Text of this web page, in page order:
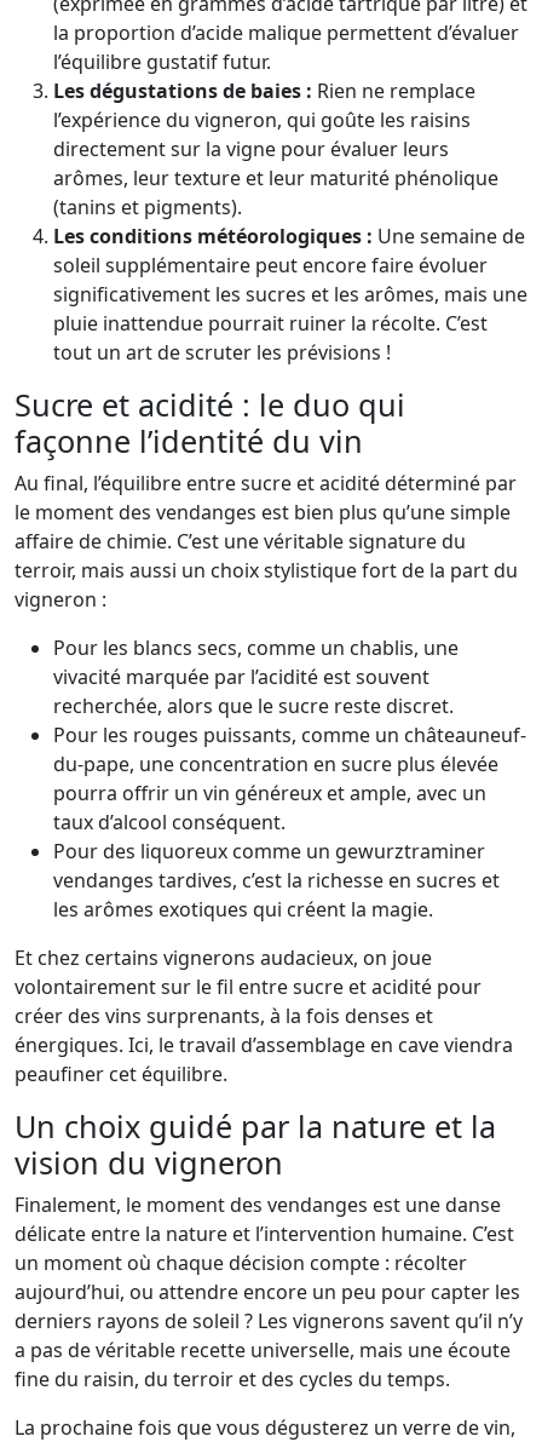
la proportion d’acide malique permettent d’évaluer
l’équilibre gustatif futur.
Les dégustations de baies : Rien ne remplace
l’expérience du vigneron, qui goûte les raisins
directement sur la vigne pour évaluer leurs
arômes, leur texture et leur maturité phénolique
(tanins et pigments).
Les conditions météorologiques : Une semaine de
soleil supplémentaire peut encore faire évoluer
significativement les sucres et les arômes, mais une
pluie inattendue pourrait ruiner la récolte. C’est
tout un art de scruter les prévisions !
Sucre et acidité : le duo qui
façonne l’identité du vin
Au final, l’équilibre entre sucre et acidité déterminé par
le moment des vendanges est bien plus qu’une simple
affaire de chimie. C’est une véritable signature du
terroir, mais aussi un choix stylistique fort de la part du
vigneron :
Pour les blancs secs, comme un chablis, une
vivacité marquée par l’acidité est souvent
recherchée, alors que le sucre reste discret.
Pour les rouges puissants, comme un châteauneuf-
du-pape, une concentration en sucre plus élevée
pourra offrir un vin généreux et ample, avec un
taux d’alcool conséquent.
Pour des liquoreux comme un gewurztraminer
vendanges tardives, c’est la richesse en sucres et
les arômes exotiques qui créent la magie.
Et chez certains vignerons audacieux, on joue
volontairement sur le fil entre sucre et acidité pour
créer des vins surprenants, à la fois denses et
énergiques. Ici, le travail d’assemblage en cave viendra
peaufiner cet équilibre.
Un choix guidé par la nature et la
vision du vigneron
Finalement, le moment des vendanges est une danse
délicate entre la nature et l’intervention humaine. C’est
un moment où chaque décision compte : récolter
aujourd’hui, ou attendre encore un peu pour capter les
derniers rayons de soleil ? Les vignerons savent qu’il n’y
a pas de véritable recette universelle, mais une écoute
fine du raisin, du terroir et des cycles du temps.
La prochaine fois que vous dégusterez un verre de vin,